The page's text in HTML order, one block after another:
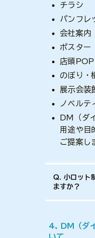
チラシ
パンフレ
会社案内
ポスター
店頭POP
のぼり・
展示会装
ノベルテ
DM（ダ
用途や目
ご提案し
Q. 小ロット
ますか？
4. DM（ダ